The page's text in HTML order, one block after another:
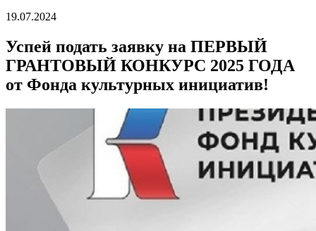
19.07.2024
Успей подать заявку на ПЕРВЫЙ
ГРАНТОВЫЙ КОНКУРС 2025 ГОДА
от Фонда культурных инициатив!